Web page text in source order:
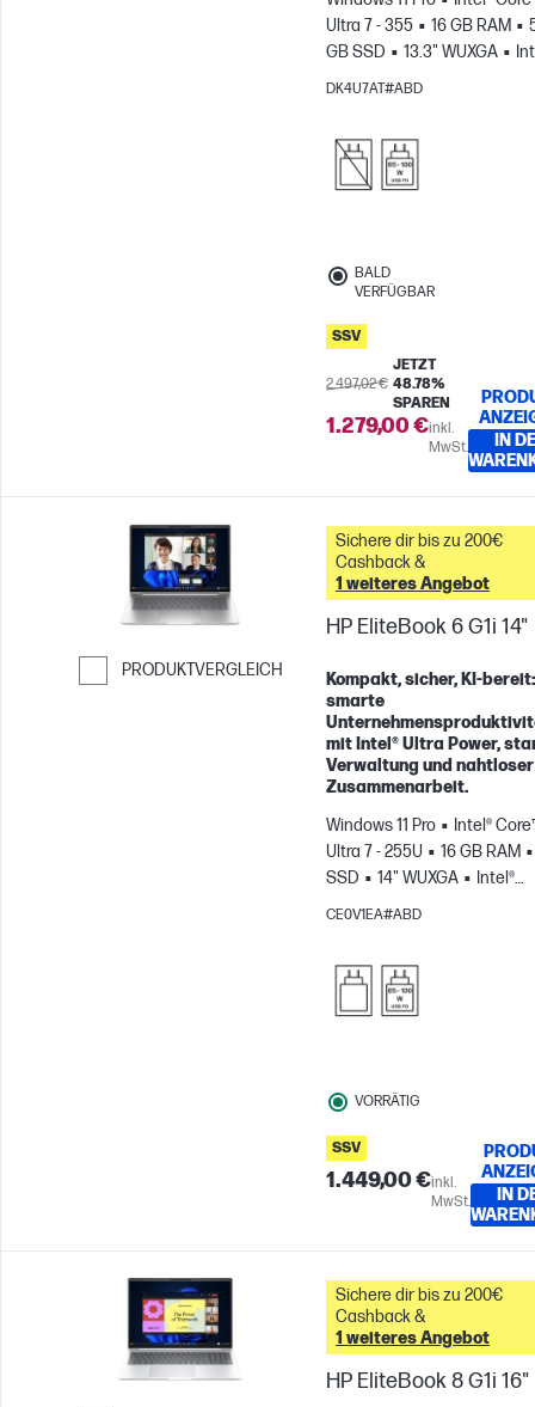
Ultra 7 - 355
16 GB RAM
GB SSD
13.3" WUXGA
Grafikkarte
DK4U7AT#ABD
BALD
VERFÜGBAR
SSV
2.497,02 €
JETZT
48.78%
SPAREN
1.279,00 €inkl.
MwSt.
IN
PRODUKTVERGLEICH
Weiter zum Vergleichen
Sichere dir bis zu 200€
Cashback &
1 weiteres Angebot
HP EliteBook 6 G1i 14"
Kompakt, sicher, KI-
smarte
mit Intel® Ultra Power,
Verwaltung und nahtloser
Zusammenarbeit.
Windows 11 Pro
Intel®
Ultra 7 - 255U
16 GB RAM
SSD
14" WUXGA
Intel®
Grafikkarte
CE0V1EA#ABD
VORRÄTIG
SSV
1.449,00 €inkl.
MwSt.
IN
Sichere dir bis zu 200€
Cashback &
1 weiteres Angebot
HP EliteBook 8 G1i 16"